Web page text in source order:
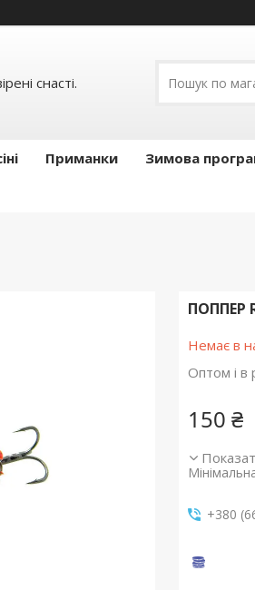
снасті.
Приманки Зимова
ПОППЕР
Немає в
Оптом і в
150 ₴
+380